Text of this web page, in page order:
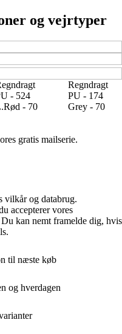
og vejrtyper
- 524
- 70
Regndragt
PU - 174
Grey - 70
gratis mailserie.
vilkår og databrug.
accepterer vores
kan nemt framelde dig, hvis
til næste køb
og hverdagen